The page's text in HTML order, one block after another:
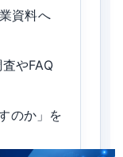
資料へ
やFAQ
のか」を